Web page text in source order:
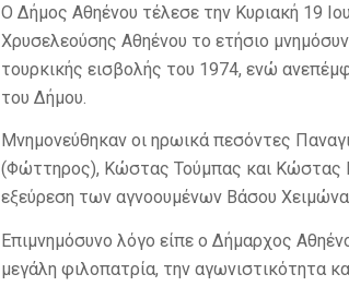
Ο Δήμος Αθηένου τέλεσε την Κυριακή 19
Χρυσελεούσης Αθηένου το ετήσιο
τουρκικής εισβολής του 1974, ενώ
του Δήμου.
Μνημονεύθηκαν οι ηρωικά πεσόντες
(Φώττηρος), Κώστας Τούμπας και Κώστας
εξεύρεση των αγνοουμένων Βάσου
Επιμνημόσυνο λόγο είπε ο Δήμαρχος
μεγάλη φιλοπατρία, την αγωνιστικότητα